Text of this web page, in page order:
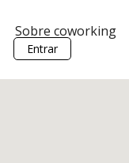
Sobre coworking
Entrar